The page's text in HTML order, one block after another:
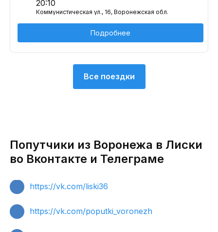
20:10
Коммунистическая ул., 16, Воронежская обл.
Подробнее
Все поездки
Попутчики из Воронежа в Лиски
во Вконтакте и Телеграме
https://vk.com/liski36
https://vk.com/poputki_voronezh